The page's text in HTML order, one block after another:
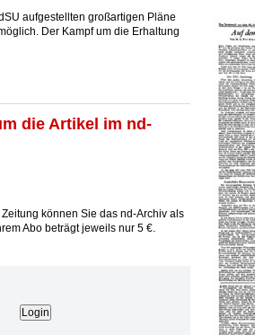
aufgestellten großartigen Pläne
Der Kampf um die Erhaltung
die Artikel im nd-
können Sie das nd-Archiv als
Abo beträgt jeweils nur 5 €.